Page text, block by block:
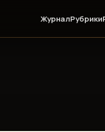
ЖурналРубрики